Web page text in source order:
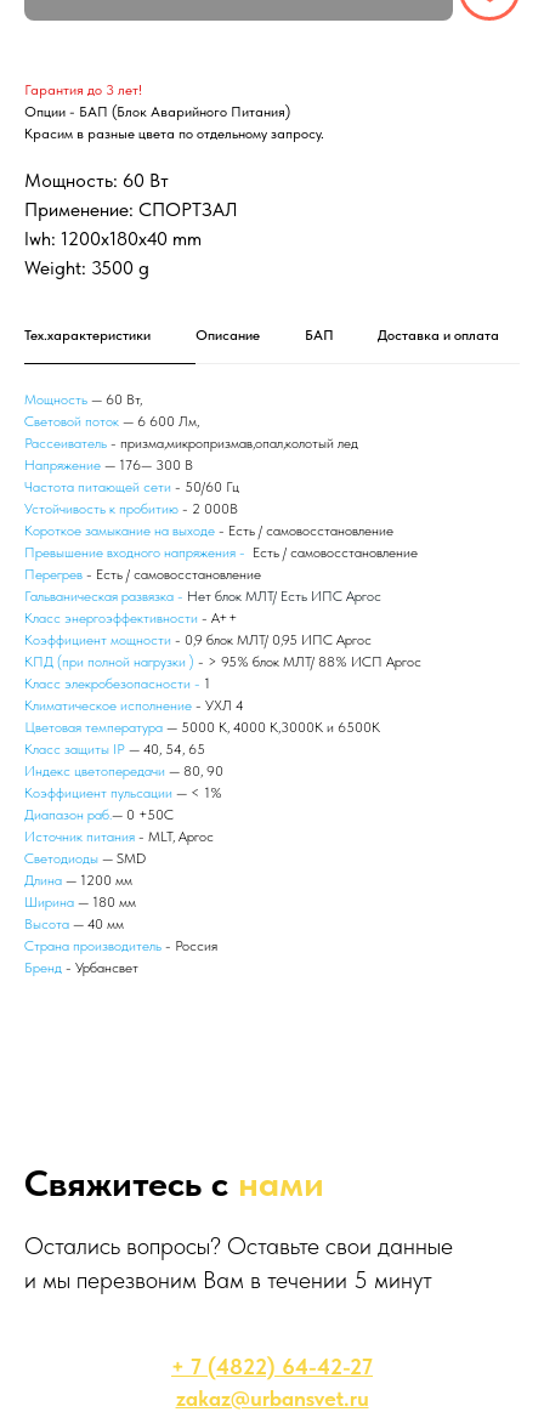
Гарантия до 3 лет!
Опции - БАП (Блок Аварийного Питания)
Красим в разные цвета по отдельному запросу.
Мощность: 60 Вт
Применение: СПОРТЗАЛ
lwh: 1200x180x40 mm
Weight: 3500 g
Тех.характеристики Описание БАП Доставка и оплата
Мощность — 60 Вт,
Световой поток — 6 600 Лм,
Рассеиватель - призма,микропризмав,опал,колотый лед
Напряжение — 176— 300 В
Частота питающей сети - 50/60 Гц
Устойчивость к пробитию - 2 000В
Короткое замыкание на выходе - Есть / самовосстановление
Превышение входного напряжения - Есть / самовосстановление
Перегрев - Есть / самовосстановление
Гальваническая развязка - Нет блок МЛТ/ Есть ИПС Аргос
Класс энергоэффективности - А++
Коэффициент мощности - 0,9 блок МЛТ/ 0,95 ИПС Аргос
КПД (при полной нагрузки ) - > 95% блок МЛТ/ 88% ИСП Аргос
Класс элекробезопасности - 1
Климатическое исполнение - УХЛ 4
Цветовая температура — 5000 К, 4000 К,3000К и 6500К
Класс защиты IP — 40, 54, 65
Индекс цветопередачи — 80, 90
Коэффициент пульсации — < 1%
Диапазон раб.— 0 +50С
Источник питания - MLT, Аргос
Светодиоды — SMD
Длина — 1200 мм
Ширина — 180 мм
Высота — 40 мм
Страна производитель - Россия
Бренд - Урбансвет
Свяжитесь с нами
Остались вопросы? Оставьте свои данные
и мы перезвоним Вам в течении 5 минут
+ 7 (4822) 64-42-27
zakaz@urbansvet.ru